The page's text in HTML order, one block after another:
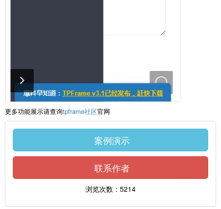
更多功能展示请查询tpframe社区官网
案例演示
联系作者
浏览次数：5214